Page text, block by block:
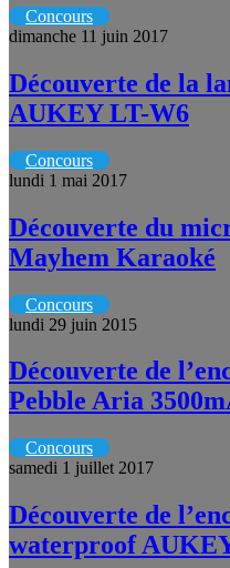
Concours
dimanche 11 juin 2017
Découverte de la
AUKEY LT-W6
Concours
lundi 1 mai 2017
Découverte du
Mayhem Karaoké
Concours
lundi 29 juin 2015
Découverte de
Pebble Aria
Concours
samedi 1 juillet 2017
Découverte de
waterproof